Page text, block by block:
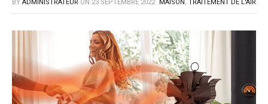
BY ADMINISTRATEUR ON 23 SEPTEMBRE 2022 MAISON, TRAITEMENT DE L'AIR